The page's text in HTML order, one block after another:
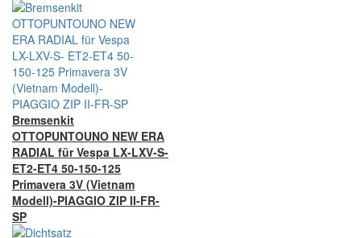
Bremsenkit
OTTOPUNTOUNO NEW ERA
RADIAL für Vespa LX-LXV-S-
ET2-ET4 50-150-125
Primavera 3V (Vietnam
Modell)-PIAGGIO ZIP II-FR-
SP